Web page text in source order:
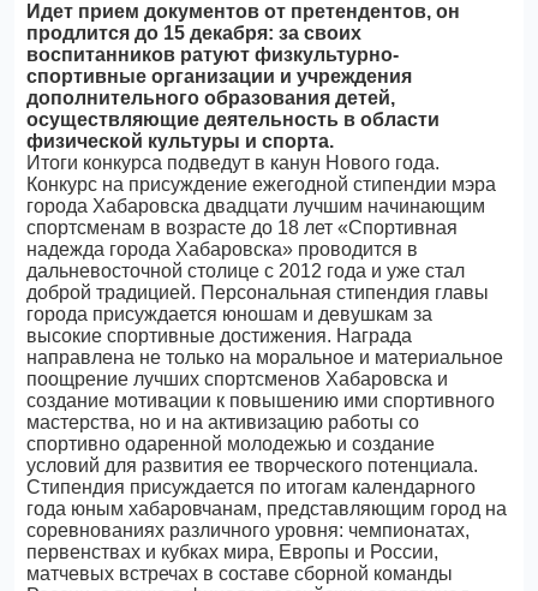
Идет прием документов от претендентов, он
продлится до 15 декабря: за своих
воспитанников ратуют физкультурно-
спортивные организации и учреждения
дополнительного образования детей,
осуществляющие деятельность в области
физической культуры и спорта.
Итоги конкурса подведут в канун Нового года.
Конкурс на присуждение ежегодной стипендии мэра
города Хабаровска двадцати лучшим начинающим
спортсменам в возрасте до 18 лет «Спортивная
надежда города Хабаровска» проводится в
дальневосточной столице с 2012 года и уже стал
доброй традицией. Персональная стипендия главы
города присуждается юношам и девушкам за
высокие спортивные достижения. Награда
направлена не только на моральное и материальное
поощрение лучших спортсменов Хабаровска и
создание мотивации к повышению ими спортивного
мастерства, но и на активизацию работы со
спортивно одаренной молодежью и создание
условий для развития ее творческого потенциала.
Стипендия присуждается по итогам календарного
года юным хабаровчанам, представляющим город на
соревнованиях различного уровня: чемпионатах,
первенствах и кубках мира, Европы и России,
матчевых встречах в составе сборной команды